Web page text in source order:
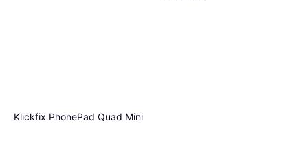
Klickfix PhonePad Quad Mini